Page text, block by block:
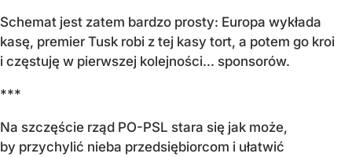
Schemat jest zatem bardzo prosty: Europa wykłada
kasę, premier Tusk robi z tej kasy tort, a potem go kroi
i częstuję w pierwszej kolejności... sponsorów.
***
Na szczęście rząd PO-PSL stara się jak może,
by przychylić nieba przedsiębiorcom i ułatwić